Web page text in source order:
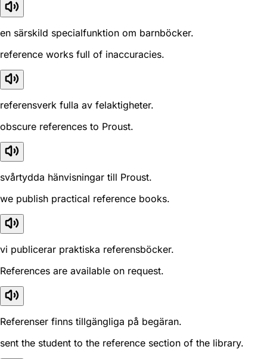
en särskild specialfunktion om barnböcker.
reference works full of inaccuracies.
referensverk fulla av felaktigheter.
obscure references to Proust.
svårtydda hänvisningar till Proust.
we publish practical reference books.
vi publicerar praktiska referensböcker.
References are available on request.
Referenser finns tillgängliga på begäran.
sent the student to the reference section of the library.